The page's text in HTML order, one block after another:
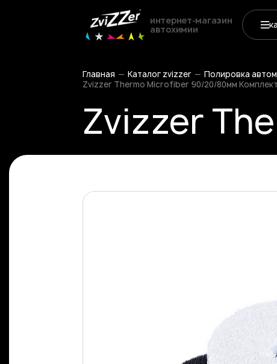
интернет-магазин
автохимии
Главная Каталог zvizzer Полировка
Zvizzer Thermo Microfiber 90/20/80мм
Zvizzer